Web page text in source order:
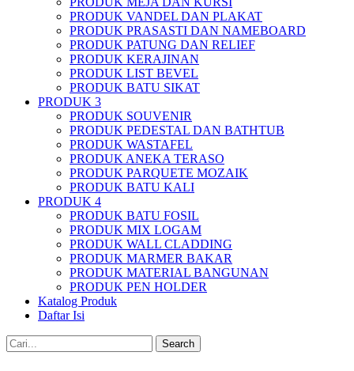
PRODUK VANDEL DAN PLAKAT
PRODUK PRASASTI DAN NAMEBOARD
PRODUK PATUNG DAN RELIEF
PRODUK KERAJINAN
PRODUK LIST BEVEL
PRODUK BATU SIKAT
PRODUK 3
PRODUK SOUVENIR
PRODUK PEDESTAL DAN BATHTUB
PRODUK WASTAFEL
PRODUK ANEKA TERASO
PRODUK PARQUETE MOZAIK
PRODUK BATU KALI
PRODUK 4
PRODUK BATU FOSIL
PRODUK MIX LOGAM
PRODUK WALL CLADDING
PRODUK MARMER BAKAR
PRODUK MATERIAL BANGUNAN
PRODUK PEN HOLDER
Katalog Produk
Daftar Isi
Search